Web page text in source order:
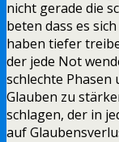
nicht gerade die
beten dass es
haben tiefer
der jede Not
schlechte
Glauben zu
schlagen, der in
auf